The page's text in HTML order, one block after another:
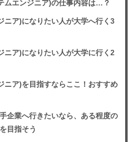
ムエンジニア)の仕事内容は…？
ニア)になりたい人が大学へ行く3
ニア)になりたい人が大学に行く2
ニア)を目指すならここ！おすすめ
企業へ行きたいなら、ある程度の
目指そう